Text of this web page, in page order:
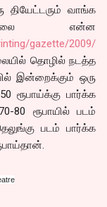
வாங்க
என்ன
gazette/2009/
தொழில் நடத்த
இன்றைக்கும் ஒரு
ரூபாய்க்கு பார்க்க
80 ரூபாயில் படம்
படம் பார்க்க